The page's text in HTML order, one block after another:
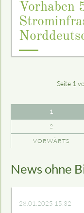
Vorhaben
Seite 1
1
2
VORWÄRTS
News ohne
28.01.2025 15:32